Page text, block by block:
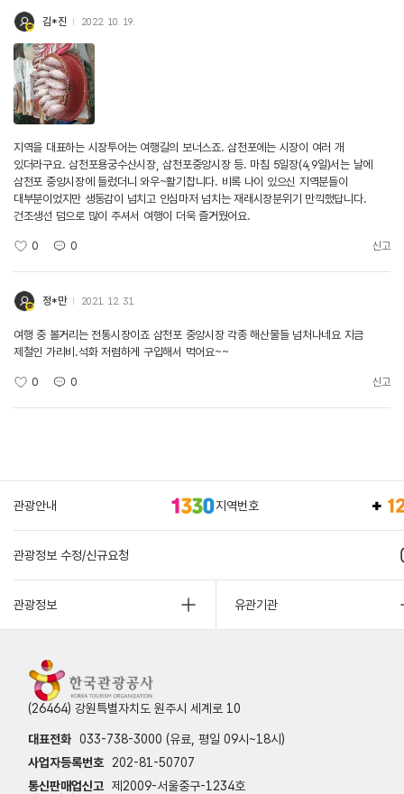
김*진 2022. 10. 19.
지역을 대표하는 시장투어는 여행길의 보너스죠. 삼천포에는 시장이 여러 개
있더라구요. 삼천포용궁수산시장, 삼천포중앙시장 등. 마침 5일장(4,9일)서는 날에
삼천포 중앙시장에 들렀더니 와우~활기찹니다. 비록 나이 있으신 지역분들이
대부분이었지만 생동감이 넘치고 인심마저 넘치는 재래시장분위기 만끽했답니다.
건조생선 덤으로 많이 주셔서 여행이 더욱 즐거웠어요.
0 0 신고
정*만 2021. 12. 31.
여행 중 볼거리는 전통시장이죠 삼천포 중앙시장 각종 해산물들 넘처나네요 지금
제철인 가리비.석화 저렴하게 구입해서 먹어요~~
0 0 신고
관광안내 지역번호
관광정보 수정/신규요청
관광정보 유관기관
(26464) 강원특별자치도 원주시 세계로 10
대표전화 033-738-3000 (유료, 평일 09시~18시)
사업자등록번호
202-81-50707
통신판매업신고 제2009-서울중구-1234호